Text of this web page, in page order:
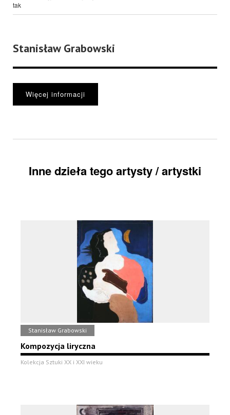
tak
Stanisław Grabowski
Więcej informacji
Inne dzieła tego artysty / artystki
Stanisław Grabowski
Kompozycja liryczna
Kolekcja Sztuki XX i XXI wieku